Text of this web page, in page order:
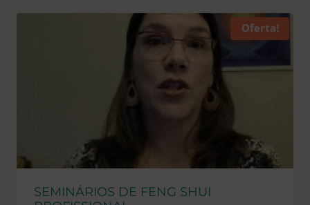
Oferta!
SEMINÁRIOS DE FENG SHUI